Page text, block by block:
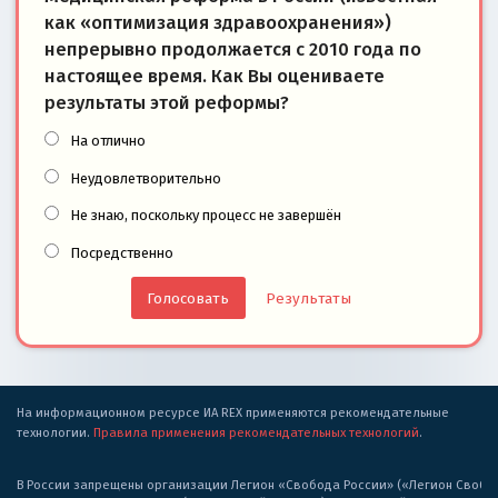
как «оптимизация здравоохранения»)
непрерывно продолжается с 2010 года по
настоящее время. Как Вы оцениваете
результаты этой реформы?
На отлично
Неудовлетворительно
Не знаю, поскольку процесс не завершён
Посредственно
Результаты
На информационном ресурсе ИА REX применяются рекомендательные
технологии. Правила применения рекомендательных технологий.
В России запрещены организации Легион «Свобода России» («Легион